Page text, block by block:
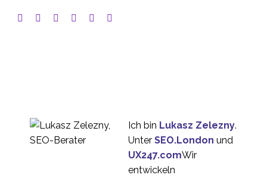
Ich bin Lukasz Zelezny.
Unter SEO.London und
UX247.comWir
entwickeln